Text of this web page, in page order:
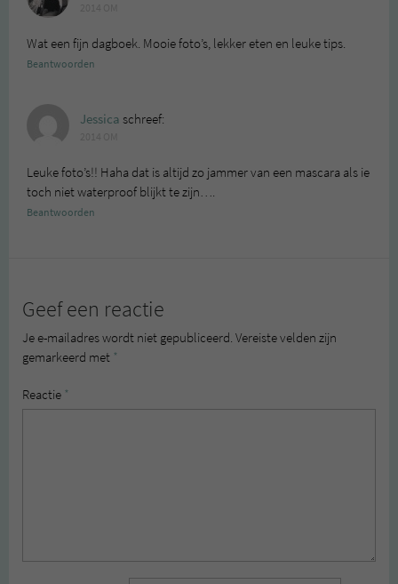
Wat een fijn dagboek. Mooie foto’s, lekker eten en leuke tips.
Beantwoorden
Jessica schreef:
Leuke foto’s!! Haha dat is altijd zo jammer van een mascara als ie
toch niet waterproof blijkt te zijn….
Beantwoorden
Geef een reactie
Je e-mailadres wordt niet gepubliceerd. Vereiste velden zijn
gemarkeerd met *
Reactie *